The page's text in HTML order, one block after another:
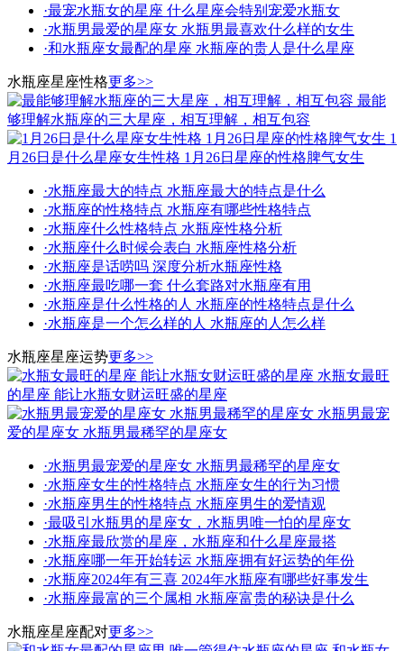
·最宠水瓶女的星座 什么星座会特别宠爱水瓶女
·水瓶男最爱的星座女 水瓶男最喜欢什么样的女生
·和水瓶座女最配的星座 水瓶座的贵人是什么星座
水瓶座星座性格更多>>
最能
够理解水瓶座的三大星座，相互理解，相互包容
1
月26日是什么星座女生性格 1月26日星座的性格脾气女生
·水瓶座最大的特点 水瓶座最大的特点是什么
·水瓶座的性格特点 水瓶座有哪些性格特点
·水瓶座什么性格特点 水瓶座性格分析
·水瓶座什么时候会表白 水瓶座性格分析
·水瓶座是话唠吗 深度分析水瓶座性格
·水瓶座最吃哪一套 什么套路对水瓶座有用
·水瓶座是什么性格的人 水瓶座的性格特点是什么
·水瓶座是一个怎么样的人 水瓶座的人怎么样
水瓶座星座运势更多>>
水瓶女最旺
的星座 能让水瓶女财运旺盛的星座
水瓶男最宠
爱的星座女 水瓶男最稀罕的星座女
·水瓶男最宠爱的星座女 水瓶男最稀罕的星座女
·水瓶座女生的性格特点 水瓶座女生的行为习惯
·水瓶座男生的性格特点 水瓶座男生的爱情观
·最吸引水瓶男的星座女，水瓶男唯一怕的星座女
·水瓶座最欣赏的星座，水瓶座和什么星座最搭
·水瓶座哪一年开始转运 水瓶座拥有好运势的年份
·水瓶座2024年有三喜 2024年水瓶座有哪些好事发生
·水瓶座最富的三个属相 水瓶座富贵的秘诀是什么
水瓶座星座配对更多>>